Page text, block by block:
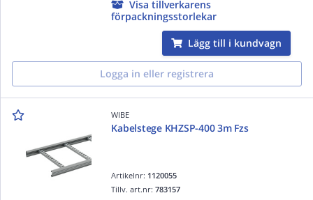
Visa tillverkarens
förpackningsstorlekar
Lägg till i kundvagn
Logga in eller registrera
WIBE
Kabelstege KHZSP-400 3m Fzs
Artikelnr: 1120055
Tillv. art.nr:783157